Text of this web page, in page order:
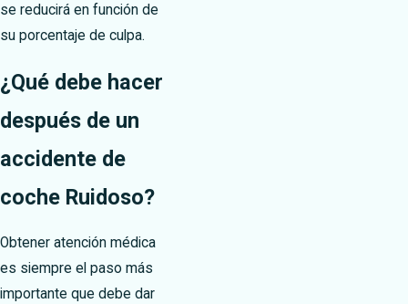
se reducirá en función de
su porcentaje de culpa.
¿Qué debe hacer
después de un
accidente de
coche Ruidoso?
Obtener atención médica
es siempre el paso más
importante que debe dar